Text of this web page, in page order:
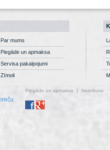
Par mums
Piegāde un apmaksa
Servisa pakalpojumi
Zīmoli
Piegāde un apmaksa Noteikumi